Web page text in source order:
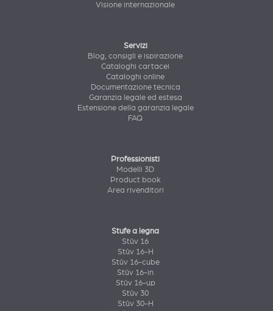
Visione internazionale
Servizi
Blog, consigli e ispirazione
Cataloghi cartacei
Cataloghi online
Documentazione tecnica
Garanzia legale ed estesa
Estensione della garanzia legale
FAQ
Professionisti
Modelli 3D
Product book
Area rivenditori
Stufe a legna
Stûv 16
Stûv 16-H
Stûv 16-cube
Stûv 16-in
Stûv 16-up
Stûv 30
Stûv 30-H